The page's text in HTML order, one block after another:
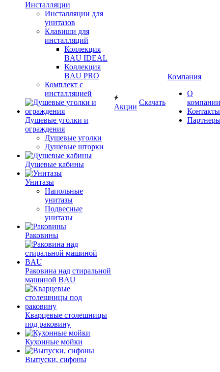
Инсталляции
Инсталляции для
унитазов
Клавиши для
инсталляций
Коллекция
BAU IDEAL
Коллекция
BAU PRO
Комплект с
инсталляцией
Душевые уголки и
ограждения
Душевые уголки
Душевые шторки
Душевые кабины
Унитазы
Напольные
унитазы
Подвесные
унитазы
Раковины
Раковина над стиральной
машиной BAU
Кварцевые столешницы
под раковину
Кухонные мойки
Выпуски, сифоны
Акции
Скачать
Компания
О
компании
Контакты